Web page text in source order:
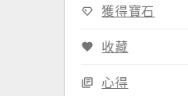
獲得寶石
收藏
心得